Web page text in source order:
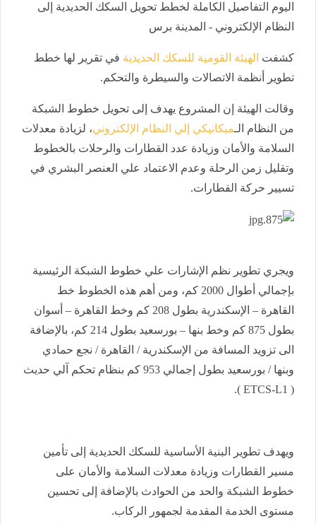
اليوم التفاصيل الكاملة لخطط تحويل السكك الحديدية إلى
النظام الإلكتروني - المدينة برس
كشفت الهيئة القومية للسكك الحديدية في تقرير لها خطط
تطوير أنظمة الاتصالات والسيطرة والتحكم.
وقالت الهيئة إن المشروع يهدف إلى تحويل خطوط الشبكة
من النظام الـميكانيكي إلي النظام الإلكتروني، لزيادة معدلات
السلامة والأمان وزيادة عدد القطارات والرحلات بالخطوط
وتقليل زمن الرحلة وعدم الاعتماد علي العنصر البشري في
تسيير حركة القطارات.
ويجري تطوير نظم الإشارات علي خطوط الشبكة الرئيسية
بإجمالي أطوال 2000 كم، ومن أهم هذه الخطوط خط
القاهرة – الإسكندرية بطول 208 كم وخط القاهرة – أسوان
بطول 875 كم وخط بنها – بورسعيد بطول 214 كم، بالإضافة
الى تزويد المسافة من الإسكندرية / القاهرة / نجع حمادي
وبنها / بورسعيد بطول إجمالي 953 كم بنظام تحكم آلي حديث
( ETCS-L1 ).
ويهدف تطوير البنية الأساسية للسكك الحديدية إلى تأمين
مسير القطارات وزيادة معدلات السلامة والأمان على
خطوط الشبكة والحد من الحوادث بالإضافة إلى تحسين
مستوى الخدمة المقدمة لجمهور الركاب.